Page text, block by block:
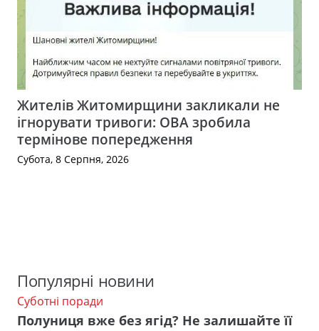
Жителів Житомирщини закликали не
ігнорувати тривоги: ОВА зробила
термінове попередження
Субота, 8 Серпня, 2026
Популярні новини
Суботні поради
Полуниця вже без ягід? Не залишайте її